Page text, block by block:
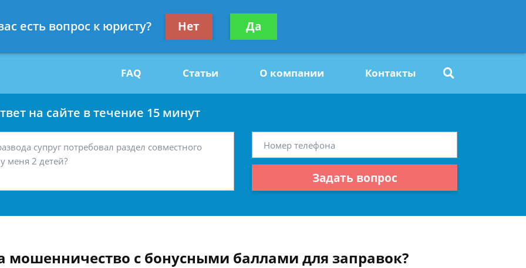
Получите консультацию
бесплатно
FAQ Статьи О компании Контакты
на сайте в течение 15 минут
Задать вопрос
мошенничество с бонусными баллами для заправок?
есть вопрос к юристу? Нет Да